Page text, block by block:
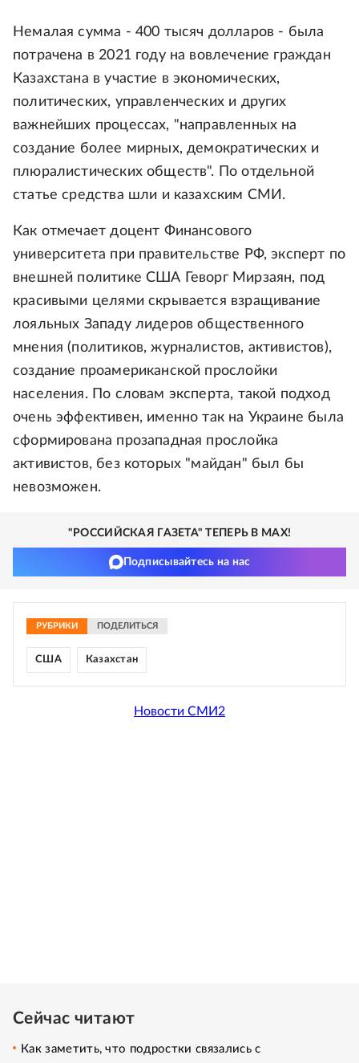
Немалая сумма - 400 тысяч долларов - была
потрачена в 2021 году на вовлечение граждан
Казахстана в участие в экономических,
политических, управленческих и других
важнейших процессах, "направленных на
создание более мирных, демократических и
плюралистических обществ". По отдельной
статье средства шли и казахским СМИ.
Как отмечает доцент Финансового
университета при правительстве РФ, эксперт по
внешней политике США Геворг Мирзаян, под
красивыми целями скрывается взращивание
лояльных Западу лидеров общественного
мнения (политиков, журналистов, активистов),
создание проамериканской прослойки
населения. По словам эксперта, такой подход
очень эффективен, именно так на Украине была
сформирована прозападная прослойка
активистов, без которых "майдан" был бы
невозможен.
"РОССИЙСКАЯ ГАЗЕТА" ТЕПЕРЬ В MAX!
Подписывайтесь на нас
РУБРИКИ ПОДЕЛИТЬСЯ
США Казахстан
Новости СМИ2
Сейчас читают
Как заметить, что подростки связались с